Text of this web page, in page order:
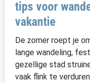
tips voor
vakantie
De zomer roept je
lange wandeling,
gezellige stad
vaak flink te